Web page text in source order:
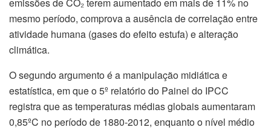
emissões de CO₂ terem aumentado em mais de 11% no
mesmo período, comprova a ausência de correlação entre
atividade humana (gases do efeito estufa) e alteração
climática.
O segundo argumento é a manipulação midiática e
estatística, em que o 5º relatório do Painel do IPCC
registra que as temperaturas médias globais aumentaram
0,85ºC no período de 1880-2012, enquanto o nível médio